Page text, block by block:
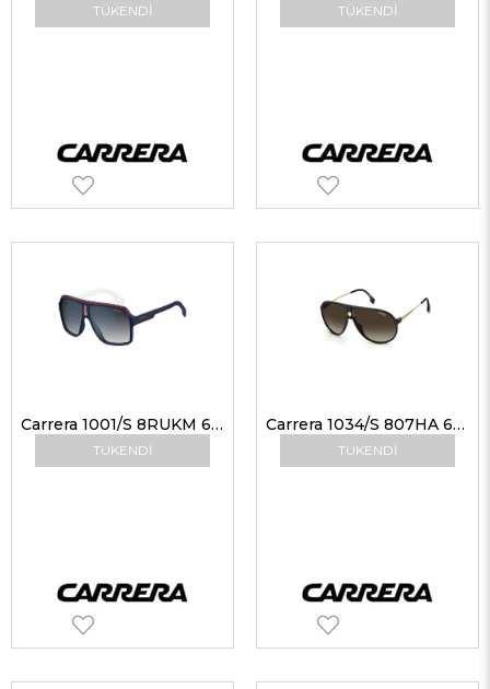
TÜKENDI TÜKENDI
TÜKENDI
Carrera 1001/S 8RUKM 62 Güneş Gözlüğü
TÜKENDI
Carrera 1034/S 807HA 63-12 Unisex Güneş Gözlükleri